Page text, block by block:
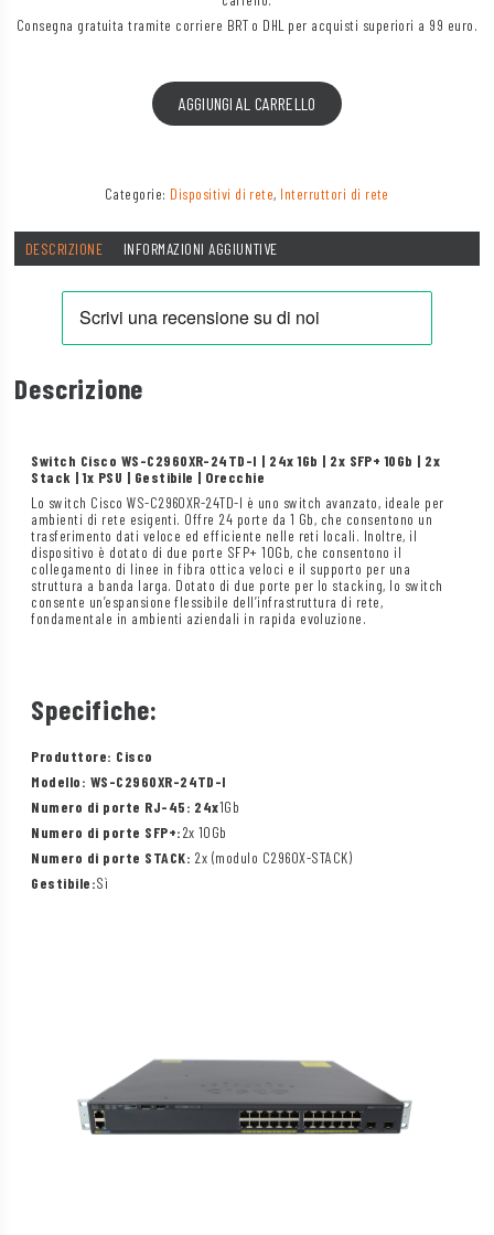
Consegna gratuita tramite corriere BRT o DHL per acquisti superiori a 99 euro.
AGGIUNGI AL CARRELLO
Categorie: Dispositivi di rete, Interruttori di rete
DESCRIZIONE INFORMAZIONI AGGIUNTIVE
Descrizione
Switch Cisco WS-C2960XR-24TD-I | 24x 1Gb | 2x SFP+ 10Gb | 2x
Stack | 1x PSU | Gestibile | Orecchie
Lo switch Cisco WS-C2960XR-24TD-I è uno switch avanzato, ideale per
ambienti di rete esigenti. Offre 24 porte da 1 Gb, che consentono un
trasferimento dati veloce ed efficiente nelle reti locali. Inoltre, il
dispositivo è dotato di due porte SFP+ 10Gb, che consentono il
collegamento di linee in fibra ottica veloci e il supporto per una
struttura a banda larga. Dotato di due porte per lo stacking, lo switch
consente un’espansione flessibile dell’infrastruttura di rete,
fondamentale in ambienti aziendali in rapida evoluzione.
Specifiche:
Produttore: Cisco
Modello: WS-C2960XR-24TD-I
Numero di porte RJ-45: 24x1Gb
Numero di porte SFP+:2x 10Gb
Numero di porte STACK: 2x (modulo C2960X-STACK)
Gestibile:Sì